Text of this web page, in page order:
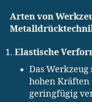
Arten von
Elastische
Das
hohen Kräften
geringfügig